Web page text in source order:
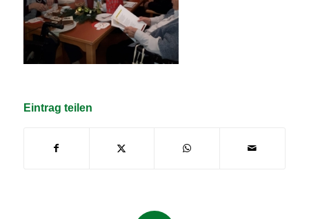
Eintrag teilen